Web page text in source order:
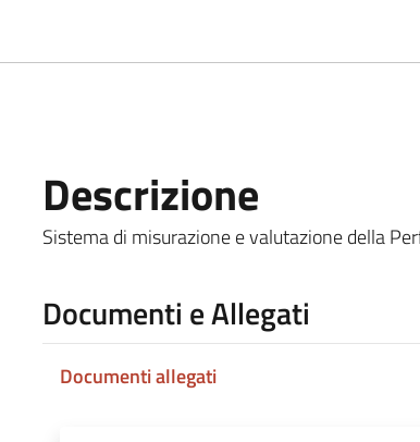
Descrizione
Sistema di misurazione e valutazione della
Documenti e Allegati
Documenti allegati